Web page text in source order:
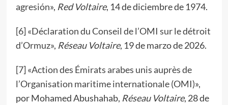
agresión», Red Voltaire, 14 de diciembre de 1974.
[6] «Déclaration du Conseil de l’OMI sur le détroit
d’Ormuz», Réseau Voltaire, 19 de marzo de 2026.
[7] «Action des Émirats arabes unis auprès de
l’Organisation maritime internationale (OMI)»,
por Mohamed Abushahab, Réseau Voltaire, 28 de